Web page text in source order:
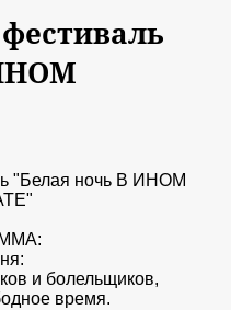
"Белая ночь В ИНОМ
и болельщиков,
время.